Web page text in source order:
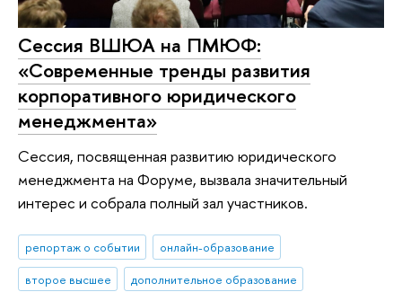
Сессия ВШЮА на ПМЮФ:
«Современные тренды развития
корпоративного юридического
менеджмента»
Сессия, посвященная развитию юридического
менеджмента на Форуме, вызвала значительный
интерес и собрала полный зал участников.
репортаж о событии
онлайн-образование
второе высшее
дополнительное образование